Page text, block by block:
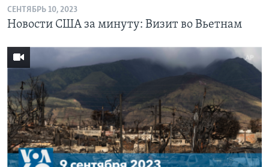
СЕНТЯБРЬ 10, 2023
Новости США за минуту: Визит во Вьетнам